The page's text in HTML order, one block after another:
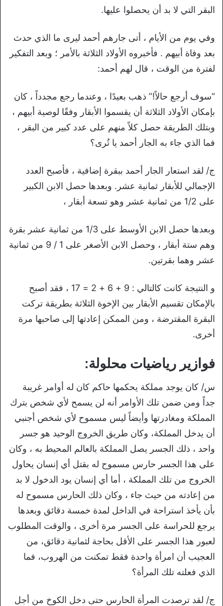
البقر التي لا بد أن يحصلوا عليها.
وفي يوم من الأيام ، أتى جارهم أحمد ليرى ما الذي حدث
بعد وفاة أبيهم . فأخبروه الأولاد الثلاثة بالأمر ؛ وبعد التفكير
لفترة من الوقت ، قال لهم أحمد:
“سوف أرجع حالاً!” ذهب بعيدًا ، وعندما رجع مجدداً ، كان
بإمكان الأولاد الثلاثة أن يقسموا الأبقار وفقًا لوصية أبيهم ،
وبتلك الطريقة حصل كلاً منهم على عدد كبير من البقر ،
فما الذي جاء به الجار أحمد يا تُرى؟
ج/ لقد استعار الجار أحمد ببقرة إضافية ، فأصبح العدد
الإجمالي للأبقار ثمانية عشر. وبعدها حصل الابن الكبير
على 1/2 من ثمانية عشر وهو تسعة أبقار ،
وبعدها حصل الابن الأوسط على 1/3 من ثمانية عشر بقرة
وهم ستة أبقار ، وحصل الابن الأصغر على 1 / 9 من ثمانية
عشر وهما بقرتين.
و النتيجة كانت كالتالي : 9 + 6 + 2 = 17 ، فقد أصبح
بالإمكان تقسيم الأبقار بين الإخوة الثلاثة بطريقة تركت
البقرة المقترضة ، ومن الممكن إعادتها إلى صاحبها مرة
أخرى.
فوازير رياضيات محلولة:
س/ كان يوجد مملكة يحكمها حاكم كان له أوامر غريبة
جداً ومن ضمن تلك الأوامر أنه لن يسمح لأي شخص بترك
المملكة ومغادرتها وأيضاً ليس مسموح لأي شخص أجنبي
أن يدخل المملكة، وكان طريق الخروج الوحيد هو جسر
واحد ، ذلك الجسر يصل المملكة بالعالم المحيط به ، وكان
على هذا الجسر حارس مسموح له بقتل أي إنسان يحاول
الخروج من تلك المملكة ، أما أي إنسان يود الدخول لا بد
من إعادته من حيث جاء ، وكان ذلك الحارس مسموح له
بأن يأخذ استراحة في الداخل لمدة خمسة دقائق وبعدها
يرجع للحراسة على الجسر مرة أخرى ، والوقت المطلوب
لعبور هذا الجسر على الأقل بحاجة لثمانية دقائق، من
العجيب أن امرأة واحدة فقط تمكنت من الهروب، فما
الذي فعلته تلك المرأة؟
ج/ لقد ترصدت المرأة الحارس حتى دخل الكوخ من أجل